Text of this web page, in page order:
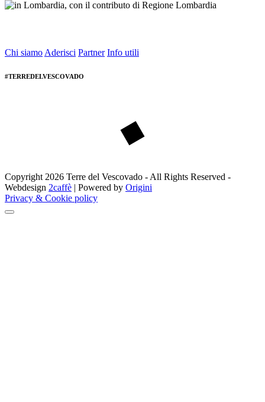
Chi siamo Aderisci Partner Info utili
#TERREDELVESCOVADO
Copyright 2026 Terre del Vescovado - All Rights Reserved -
Webdesign 2caffè | Powered by Origini
Privacy & Cookie policy